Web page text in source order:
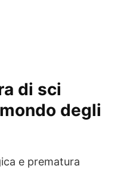
di sci
degli
e prematura